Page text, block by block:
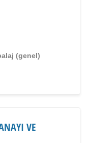
(genel)
VE